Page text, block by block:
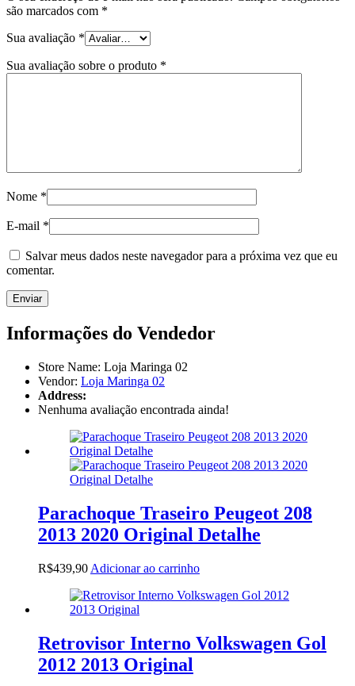
são marcados com *
Sua avaliação *
Sua avaliação sobre o produto *
Nome *
E-mail *
Salvar meus dados neste navegador para a próxima vez que eu
comentar.
Informações do Vendedor
Store Name: Loja Maringa 02
Vendor: Loja Maringa 02
Address:
Nenhuma avaliação encontrada ainda!
Parachoque Traseiro Peugeot 208
2013 2020 Original Detalhe
R$439,90 Adicionar ao carrinho
Retrovisor Interno Volkswagen Gol
2012 2013 Original